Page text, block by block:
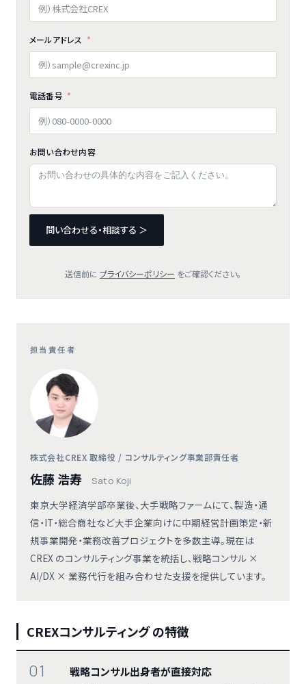
メールアドレス
電話番号
お問い合わせ内容
問い合わせる・相談する ＞
送信前に プライバシーポリシー をご確認ください。
担当責任者
株式会社CREX 取締役 / コンサルティング事業部責任者
佐藤 浩寿 Sato Koji
東京大学経済学部卒業後、大手戦略ファームにて、製造・通
信・IT・総合商社など大手企業向けに中期経営計画策定・新
規事業開発・業務改善プロジェクトを多数主導。現在は
CREX のコンサルティング事業を統括し、戦略コンサル ×
AI/DX × 業務代行を組み合わせた支援を提供しています。
CREXコンサルティング の特徴
01 戦略コンサル出身者が直接対応